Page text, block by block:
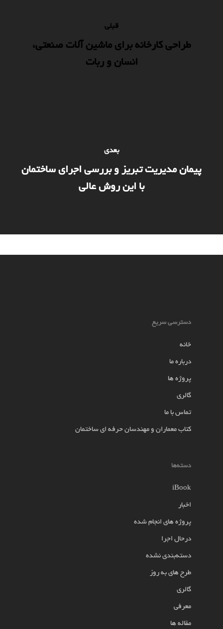
قبلی
طراحی کارخانه برای ماشین آلات صنعتی،
انسان و ربات
بعدی
پیمان مدیریت تبریز و بررسی اجرای ساختمان
با این روش عالی
دسترسی سریع
خانه
درباره ما
پروژه ها
گالری
تماس با ما
کتاب معماران و مهندسان حرفه ای ساختمان
دسته‌ها
iBook
اخبار
پروژه های انجام شده
درحال اجرا
دسته‌بندی نشده
طرح های به روز
گالری
معرفی
مقاله ها